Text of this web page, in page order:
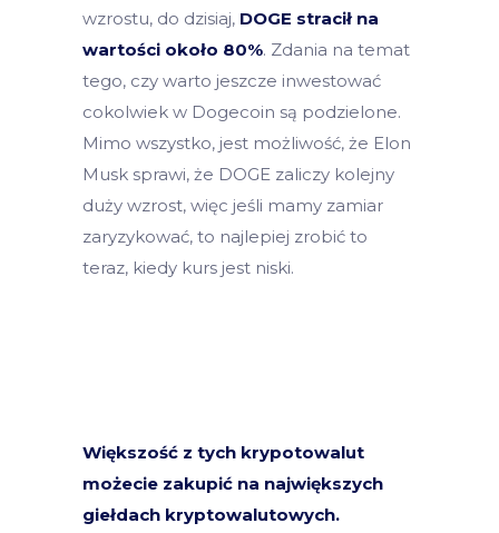
wzrostu, do dzisiaj, DOGE stracił na
wartości około 80%. Zdania na temat
tego, czy warto jeszcze inwestować
cokolwiek w Dogecoin są podzielone.
Mimo wszystko, jest możliwość, że Elon
Musk sprawi, że DOGE zaliczy kolejny
duży wzrost, więc jeśli mamy zamiar
zaryzykować, to najlepiej zrobić to
teraz, kiedy kurs jest niski.
Większość z tych krypotowalut
możecie zakupić na największych
giełdach kryptowalutowych.